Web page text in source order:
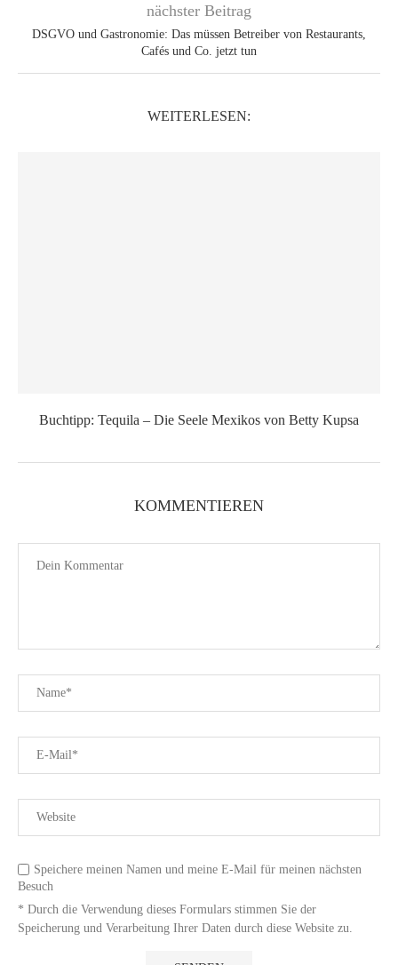
nächster Beitrag
DSGVO und Gastronomie: Das müssen Betreiber von Restaurants,
Cafés und Co. jetzt tun
WEITERLESEN:
Buchtipp: Tequila – Die Seele Mexikos von Betty Kupsa
KOMMENTIEREN
Speichere meinen Namen und meine E-Mail für meinen nächsten
Besuch
* Durch die Verwendung dieses Formulars stimmen Sie der
Speicherung und Verarbeitung Ihrer Daten durch diese Website zu.